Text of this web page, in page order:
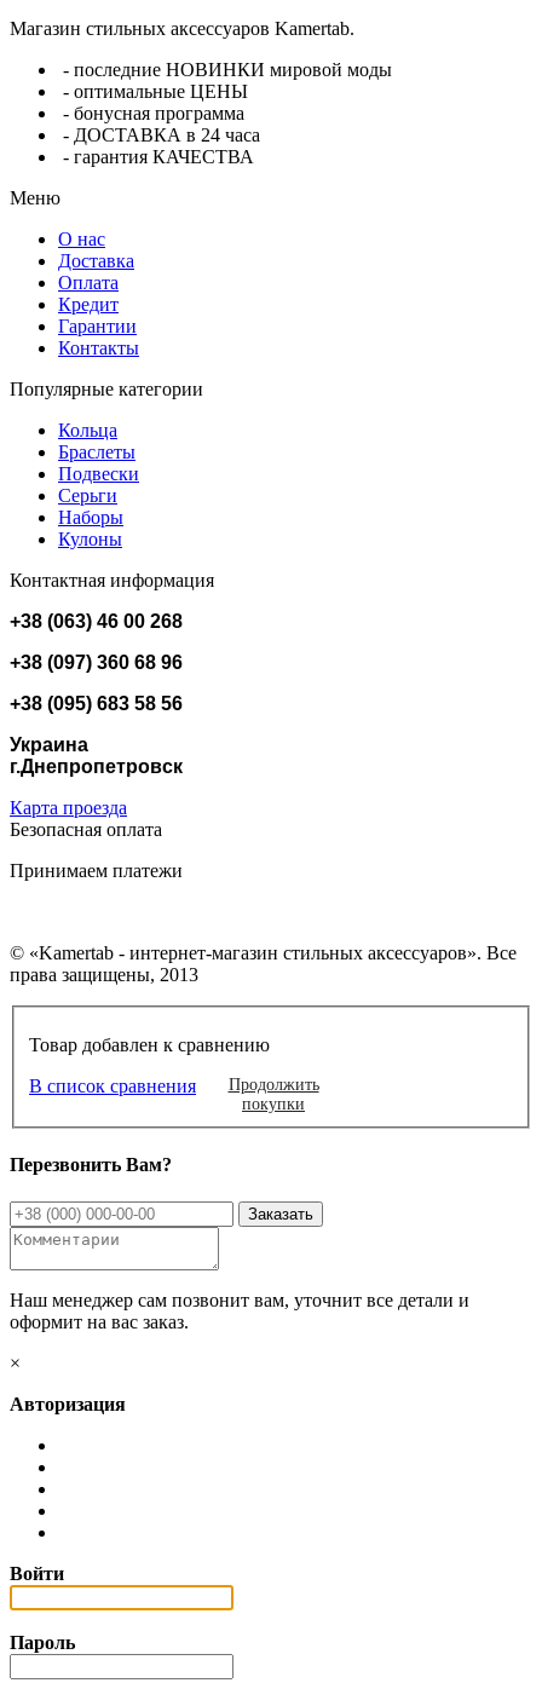
Магазин стильных аксессуаров Kamertab.
- последние НОВИНКИ мировой моды
- оптимальные ЦЕНЫ
- бонусная программа
- ДОСТАВКА в 24 часа
- гарантия КАЧЕСТВА
Меню
О нас
Доставка
Оплата
Кредит
Гарантии
Контакты
Популярные категории
Кольца
Браслеты
Подвески
Серьги
Наборы
Кулоны
Контактная информация
+38 (063) 46 00 268
+38 (097) 360 68 96
+38 (095) 683 58 56
Украина
г.Днепропетровск
Карта проезда
Безопасная оплата
Принимаем платежи
© «Kamertab - интернет-магазин стильных аксессуаров». Все
права защищены, 2013
Товар добавлен к сравнению
В список сравнения
Продолжить
покупки
Перезвонить Вам?
Наш менеджер сам позвонит вам, уточнит все детали и
оформит на вас заказ.
×
Авторизация
Войти
Пароль